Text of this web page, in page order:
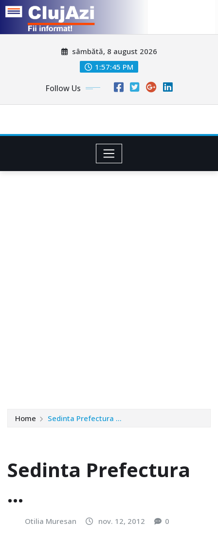
sâmbătă, 8 august 2026
1:57:48 PM
Follow Us
Home Sedinta Prefectura …
Sedinta Prefectura
…
Otilia Muresan nov. 12, 2012 0